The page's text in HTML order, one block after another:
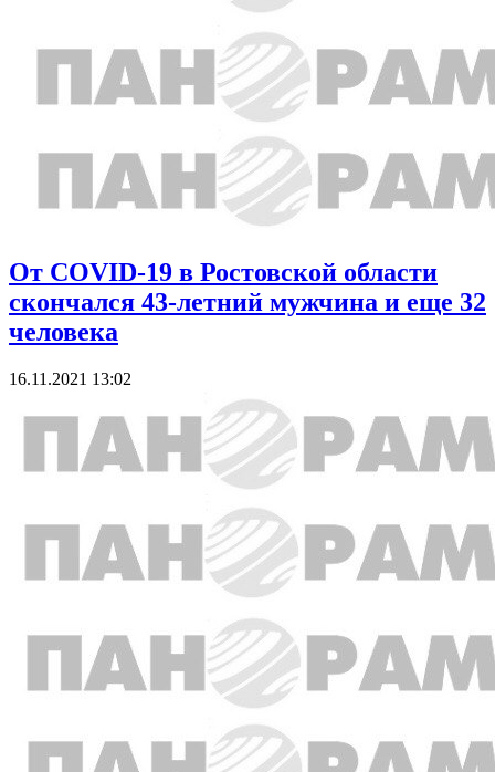
От COVID-19 в Ростовской области
скончался 43-летний мужчина и еще 32
человека
16.11.2021 13:02